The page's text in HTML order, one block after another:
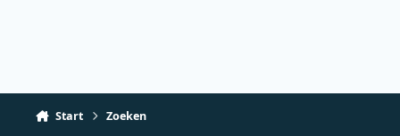
Start Zoeken